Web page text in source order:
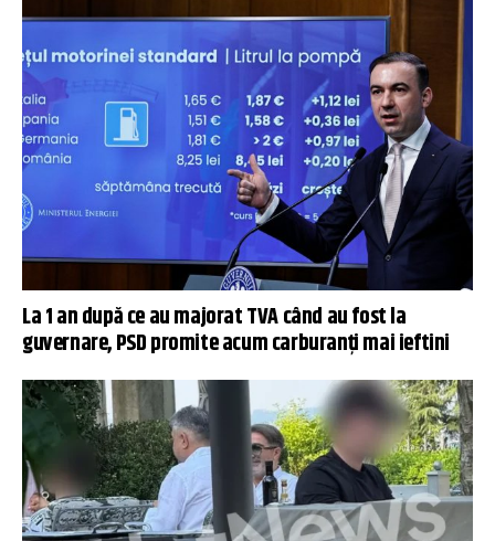
La 1 an după ce au majorat TVA când au fost la
guvernare, PSD promite acum carburanți mai ieftini